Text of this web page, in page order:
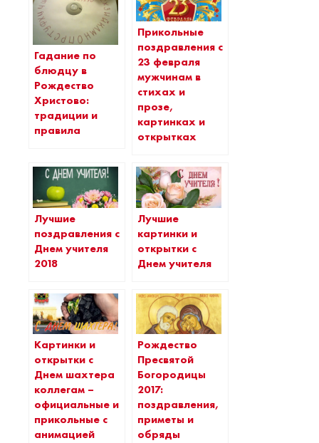
Гадание по
блюдцу в
Рождество
Христово:
традиции и
правила
Прикольные
поздравления с
23 февраля
мужчинам в
стихах и
прозе,
картинках и
открытках
Лучшие
поздравления с
Днем учителя
2018
Лучшие
картинки и
открытки с
Днем учителя
Картинки и
открытки с
Днем шахтера
коллегам –
официальные и
прикольные с
анимацией
Рождество
Пресвятой
Богородицы
2017:
поздравления,
приметы и
обряды